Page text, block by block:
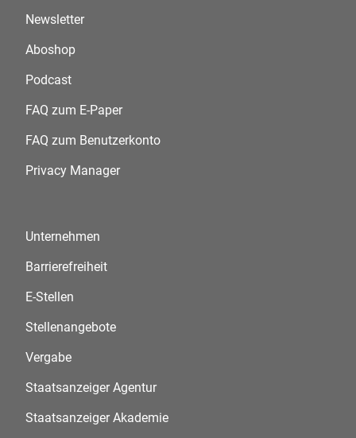
Newsletter
Aboshop
Podcast
FAQ zum E-Paper
FAQ zum Benutzerkonto
Privacy Manager
Unternehmen
Barrierefreiheit
E-Stellen
Stellenangebote
Vergabe
Staatsanzeiger Agentur
Staatsanzeiger Akademie